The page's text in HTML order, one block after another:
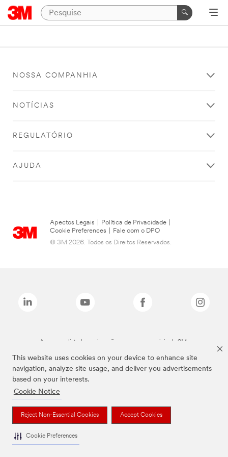
This website uses cookies on your device to enhance site
navigation, analyze site usage, and deliver you advertisements
based on your interests.
Cookie Notice
Reject Non-Essential Cookies Accept Cookies
Cookie Preferences
NOSSA COMPANHIA
NOTÍCIAS
REGULATÓRIO
AJUDA
Apectos Legais Política de Privacidade
Cookie Preferences
Fale com o DPO
© 3M 2026. Todos os Direitos Reservados.
As marcas listadas a cima são marcas comerciais da 3M.